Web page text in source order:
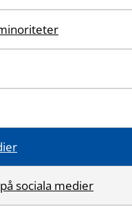
sociala medier